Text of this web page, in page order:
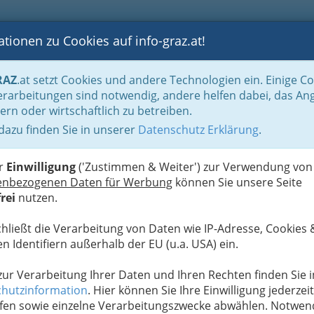
BLOGS FOTOS GASTRONOMIE BRANCHEN
zu Cookies auf info-graz.at!
.at setzt Cookies und andere Technologien ein. Einige
sind notwendig, andere helfen dabei, das
oder wirtschaftlich zu betreiben.
finden Sie in unserer Datenschutz Erklärung.
Einwilligung('Zustimmen & Weiter') zur Verwendung von
Daten für Werbung können Sie unsere Seite
nutzen.
die Verarbeitung von Daten wie IP-Adresse, Cookies
Identifiern außerhalb der EU (u.a. USA) ein.
Verarbeitung Ihrer Daten und Ihren Rechten finden Sie
. Hier können Sie Ihre Einwilligung jederzeit
sowie einzelne Verarbeitungszwecke abwählen.
Reinigung & Service Rauchfangkehrer und Rauchfangkehrerinnen